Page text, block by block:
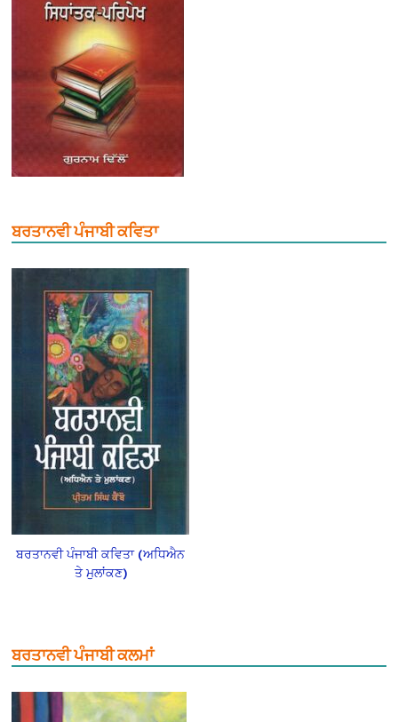
ਬਰਤਾਨਵੀ ਪੰਜਾਬੀ ਕਵਿਤਾ
ਬਰਤਾਨਵੀ ਪੰਜਾਬੀ ਕਵਿਤਾ (ਅਧਿਐਨ
ਤੇ ਮੁਲਾਂਕਣ)
ਬਰਤਾਨਵੀ ਪੰਜਾਬੀ ਕਲਮਾਂ